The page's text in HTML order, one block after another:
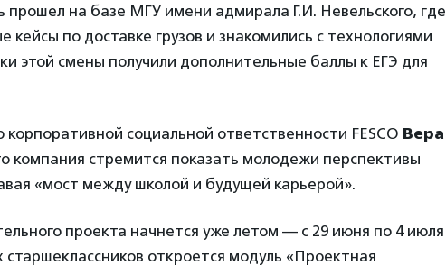
на базе МГУ имени адмирала Г.И. Невельского, где
по доставке грузов и знакомились с технологиями
этой смены получили дополнительные баллы к ЕГЭ для
социальной ответственности FESCO Вера
компания стремится показать молодежи перспективы
«мост между школой и будущей карьерой».
проекта начнется уже летом — с 29 июня по 4 июля
старшеклассников откроется модуль «Проектная